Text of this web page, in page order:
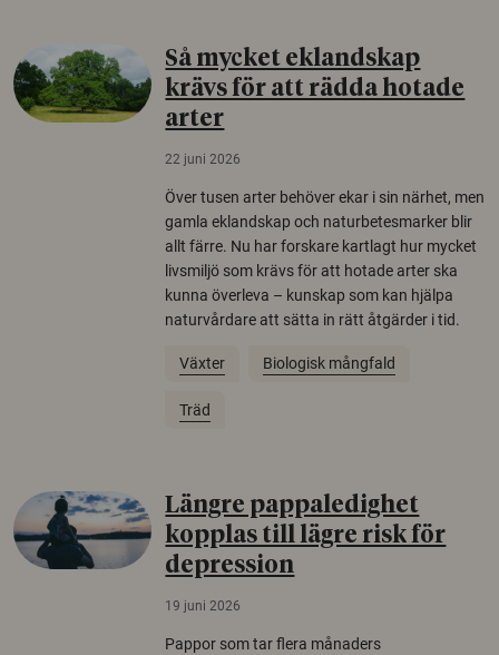
Så mycket eklandskap
krävs för att rädda hotade
arter
22 juni 2026
Över tusen arter behöver ekar i sin närhet, men
gamla eklandskap och naturbetesmarker blir
allt färre. Nu har forskare kartlagt hur mycket
livsmiljö som krävs för att hotade arter ska
kunna överleva – kunskap som kan hjälpa
naturvårdare att sätta in rätt åtgärder i tid.
Växter Biologisk mångfald
Träd
Längre pappaledighet
kopplas till lägre risk för
depression
19 juni 2026
Pappor som tar flera månaders